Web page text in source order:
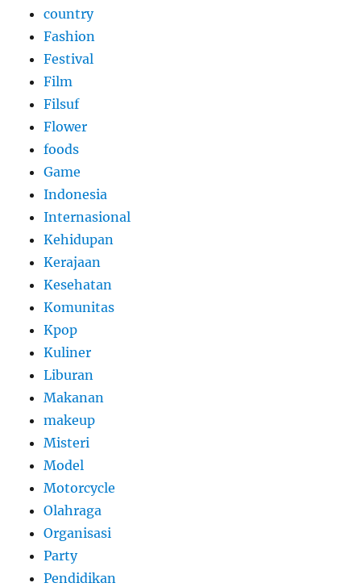
country
Fashion
Festival
Film
Filsuf
Flower
foods
Game
Indonesia
Internasional
Kehidupan
Kerajaan
Kesehatan
Komunitas
Kpop
Kuliner
Liburan
Makanan
makeup
Misteri
Model
Motorcycle
Olahraga
Organisasi
Party
Pendidikan